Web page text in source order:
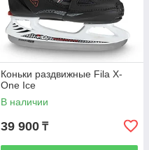
Коньки раздвижные Fila X-
One Ice
В наличии
39 900 ₸